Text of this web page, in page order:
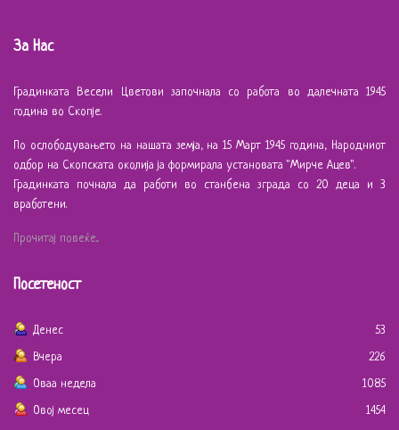
За Нас
Градинката Весели Цветови започнала со работа во далечната 1945
година во Скопје.
По ослободувањето на нашата земја, на 15 Март 1945 година, Народниот
одбор на Скопската околија ја формирала установата "Мирче Ацев".
Градинката почнала да работи во станбена зграда со 20 деца и 3
вработени.
Прочитај повеќе...
Посетеност
Денес
53
Вчера
226
Оваа недела
1085
Овој месец
1454